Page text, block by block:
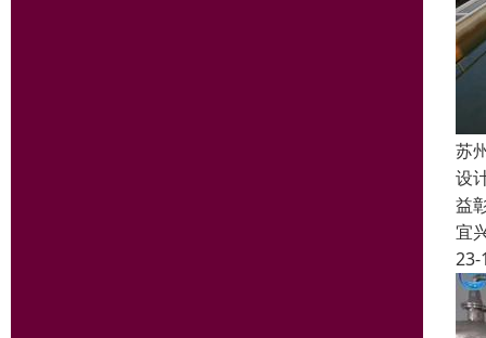
苏
设
益
宜
23-